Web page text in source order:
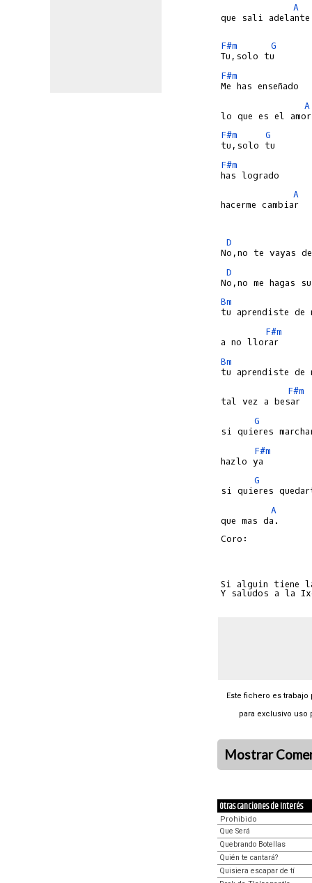
A
que sali adelante
F#m
G
F#m
A
F#m
G
F#m
A
hacerme cambiar
D
D
Bm
F#m
Bm
F#m
G
F#m
G
A
que mas da.
Coro:
Si alguin tiene la
Este fichero es
para exclusivo
Mostrar
Otras canciones de Interés
Prohibido
Que Será
Quebrando Botellas
Quién te cantará?
Quisiera escapar de tí